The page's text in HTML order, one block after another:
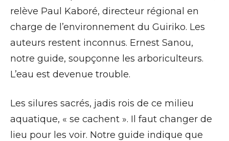
relève Paul Kaboré, directeur régional en
charge de l’environnement du Guiriko. Les
auteurs restent inconnus. Ernest Sanou,
notre guide, soupçonne les arboriculteurs.
L’eau est devenue trouble.
Les silures sacrés, jadis rois de ce milieu
aquatique, « se cachent ». Il faut changer de
lieu pour les voir. Notre guide indique que